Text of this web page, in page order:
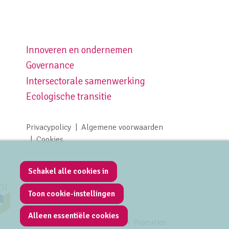
Footer navigation right
Innoveren en ondernemen
Governance
Intersectorale samenwerking
Ecologische transitie
Footer meta navigation
Privacypolicy
Algemene voorwaarden
Cookies
Mede mogelijk gemaakt door
Schakel alle cookies in
Toon cookie-instellingen
Alleen essentiële cookies